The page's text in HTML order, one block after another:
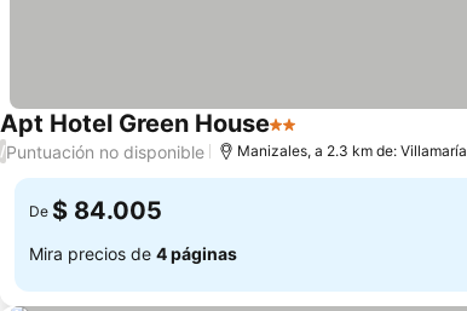
Apt Hotel Green House2 Estrellas
/Puntuación no disponible Manizales, a 2.3 km de: Villamaría
De $ 84.005
Mira precios de 4 páginas